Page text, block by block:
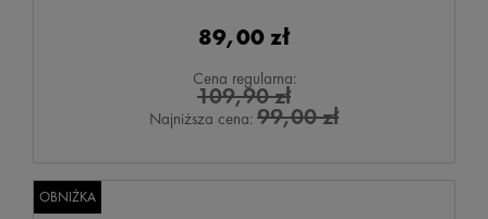
89,00 zł
Cena regularna:
109,90 zł
Najniższa cena: 99,00 zł
OBNIŻKA